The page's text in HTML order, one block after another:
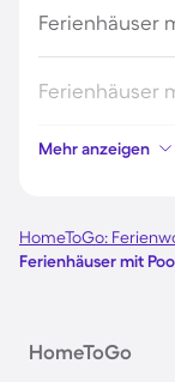
Ferienhäuser
Ferienhäuser
Ferienhäuser
Ferienhäuser
Ferienhäuser
Mehr anzeigen
HomeToGo:
Ferienhäuser mit
HomeToGo